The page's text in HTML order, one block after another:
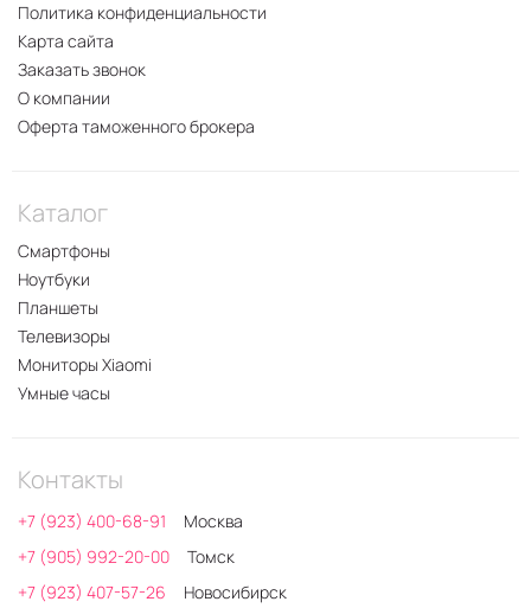
Политика конфиденциальности
Карта сайта
Заказать звонок
О компании
Оферта таможенного брокера
Каталог
Смартфоны
Ноутбуки
Планшеты
Телевизоры
Мониторы Xiaomi
Умные часы
Контакты
+7 (923) 400-68-91
Москва
+7 (905) 992-20-00
Томск
+7 (923) 407-57-26
Новосибирск